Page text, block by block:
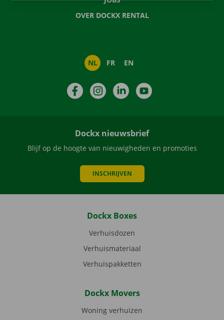
OVER DOCKX RENTAL
NL FR EN
FacebookInstagramLinkedIn
Dockx nieuwsbrief
Blijf op de hoogte van nieuwigheden en promoties
INSCHRIJVEN
Dockx Boxes
Verhuisdozen
Verhuismateriaal
Verhuispakketten
Dockx Movers
Woning verhuizen